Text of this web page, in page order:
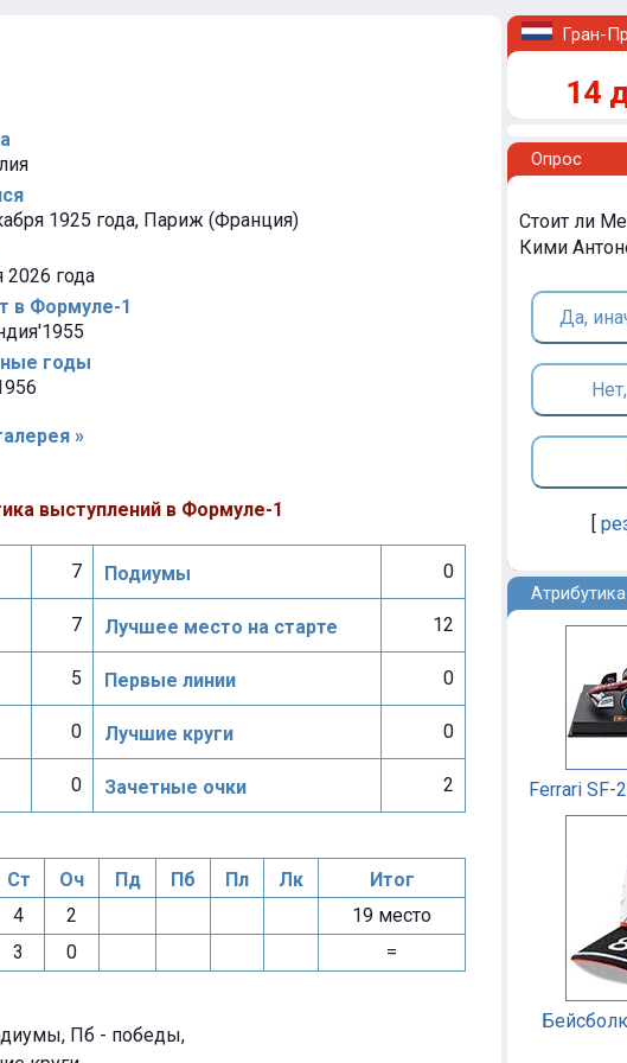
1925 года, Париж (Франция)
2026 года
в Формуле-1
годы
»
выступлений в Формуле-1
7 Подиумы 0
7 Лучшее место на старте 12
5 Первые линии 0
0 Лучшие круги 0
0 Зачетные очки 2
Ст Оч Пд Пб Пл Лк
Итог
4 2
19 место
3 0 =
Пб - победы,
Гран-
14
Опрос
Стоит ли
Кими
Да,
[
Атрибутика
Ferrari